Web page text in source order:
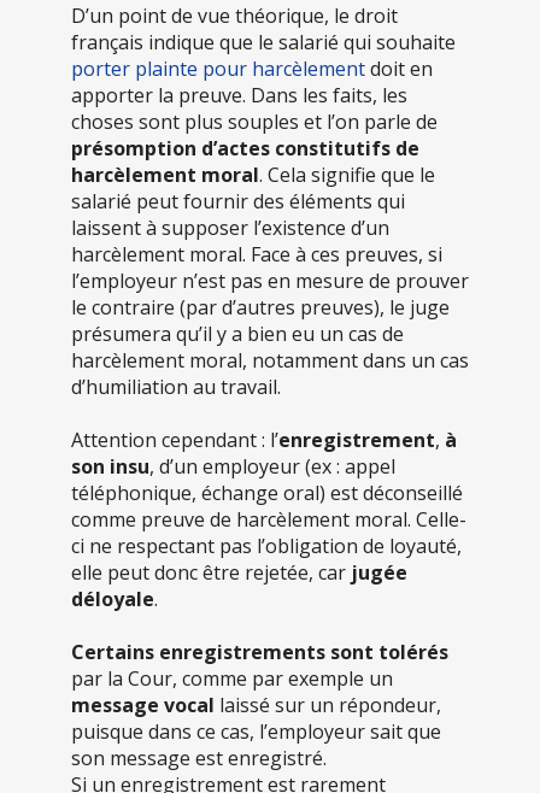
D’un point de vue théorique, le droit
français indique que le salarié qui souhaite
porter plainte pour harcèlementdoit en
apporter la preuve. Dans les faits, les
choses sont plus souples et l’on parle de
présomption d’actes constitutifs de
harcèlement moral. Cela signifie que le
salarié peut fournir des éléments qui
laissent à supposer l’existence d’un
harcèlement moral. Face à ces preuves, si
l’employeur n’est pas en mesure de prouver
le contraire (par d’autres preuves), le juge
présumera qu’il y a bien eu un cas de
harcèlement moral, notamment dans un cas
d’humiliation au travail.
Attention cependant : l’enregistrement, à
son insu, d’un employeur (ex : appel
téléphonique, échange oral) est déconseillé
comme preuve de harcèlement moral. Celle-
ci ne respectant pas l’obligation de loyauté,
elle peut donc être rejetée, car jugée
déloyale.
Certains enregistrements sont tolérés
par la Cour, comme par exemple un
message vocal laissé sur un répondeur,
puisque dans ce cas, l’employeur sait que
son message est enregistré.
Si un enregistrement est rarement